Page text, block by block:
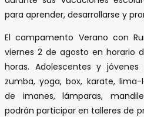
para aprender, desarrollarse y
El campamento Verano con
viernes 2 de agosto en horario
horas. Adolescentes y
zumba, yoga, box, karate,
de imanes, lámparas,
podrán participar en talleres de